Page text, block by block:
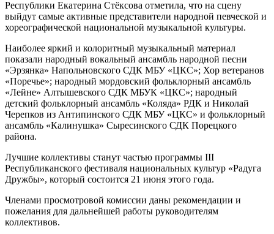
Республики Екатерина Стёксова отметила, что на сцену
выйдут самые активные представители народной певческой и
хореографической национальной музыкальной культуры.
Наиболее яркий и колоритный музыкальный материал
показали народный вокальный ансамбль народной песни
«Эрзянка» Напольновского СДК МБУ «ЦКС»; Хор ветеранов
«Поречье»; народный мордовский фольклорный ансамбль
«Лейне» Алтышевского СДК МБУК «ЦКС»; народный
детский фольклорный ансамбль «Коляда» РДК и Николай
Черепков из Антипинского СДК МБУ «ЦКС» и фольклорный
ансамбль «Калинушка» Сыресинского СДК Порецкого
района.
Лучшие коллективы станут частью программы III
Республиканского фестиваля национальных культур «Радуга
Дружбы», который состоится 21 июня этого года.
Членами просмотровой комиссии даны рекомендации и
пожелания для дальнейшей работы руководителям
коллективов.